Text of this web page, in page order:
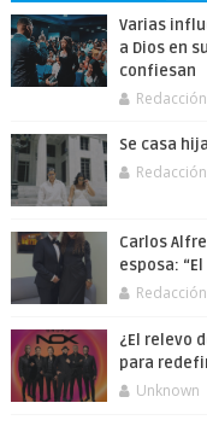
Varias
a Dios en
confiesan
Redacción
Se casa
Redacción
Carlos
esposa:
Redacción
¿El relevo
para
Unknown